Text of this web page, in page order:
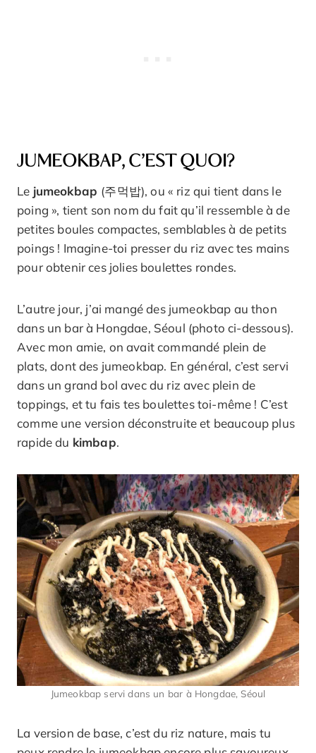
JUMEOKBAP, C’EST QUOI?
Le jumeokbap (주먹밥), ou « riz qui tient dans le
poing », tient son nom du fait qu’il ressemble à de
petites boules compactes, semblables à de petits
poings ! Imagine-toi presser du riz avec tes mains
pour obtenir ces jolies boulettes rondes.
L’autre jour, j’ai mangé des jumeokbap au thon
dans un bar à Hongdae, Séoul (photo ci-dessous).
Avec mon amie, on avait commandé plein de
plats, dont des jumeokbap. En général, c’est servi
dans un grand bol avec du riz avec plein de
toppings, et tu fais tes boulettes toi-même ! C’est
comme une version déconstruite et beaucoup plus
rapide du kimbap.
Jumeokbap servi dans un bar à Hongdae, Séoul
La version de base, c’est du riz nature, mais tu